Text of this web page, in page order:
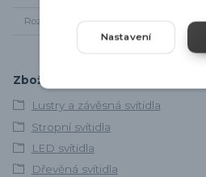
Rozměr svítidla 78 x 40cm, od stropu
Zboží zařazeno v kategoriích
Lustry a závěsná svítidla
Stropní svítidla
LED svítidla
Dřevěná svítidla
Nastavení